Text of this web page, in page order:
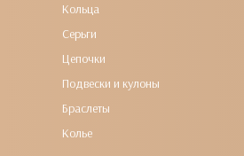
Кольца
Серьги
Цепочки
Подвески и кулоны
Браслеты
Колье